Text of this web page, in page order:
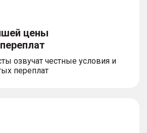
цены
озвучат честные условия и
переплат